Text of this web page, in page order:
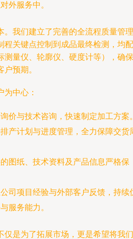
外服务中。
。我们建立了完善的全流程质量管理
程关键点控制到成品最终检测，均配
测量仪、轮廓仪、硬度计等），确保
预期。
中心：
询价与技术咨询，快速制定加工方案
产计划与进度管理，全力保障交货
图纸、技术资料及产品信息严格保
公司项目经验与外部客户反馈，持续
服务能力。
仅是为了拓展市场，更是希望将我们